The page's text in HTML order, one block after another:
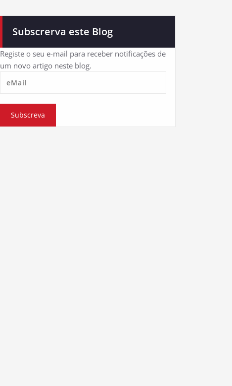
Subscrerva este Blog
Registe o seu e-mail para receber notificações de
um novo artigo neste blog.
Subscreva